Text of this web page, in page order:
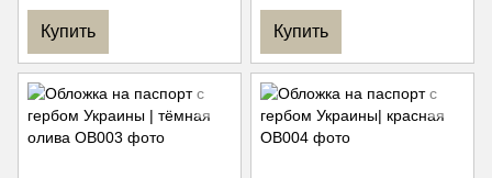
Купить Купить